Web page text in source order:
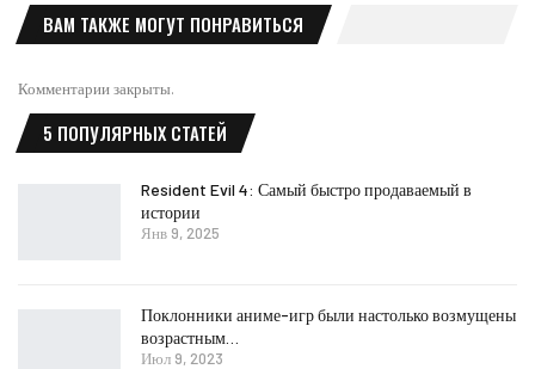
ВАМ ТАКЖЕ МОГУТ ПОНРАВИТЬСЯ
Комментарии закрыты.
5 ПОПУЛЯРНЫХ СТАТЕЙ
Resident Evil 4: Самый быстро продаваемый в
истории
Янв 9, 2025
Поклонники аниме-игр были настолько возмущены
возрастным…
Июл 9, 2023